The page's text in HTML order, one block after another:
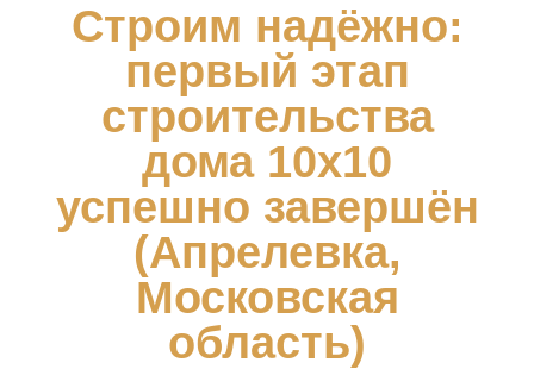
Строим надёжно:
первый этап
строительства
дома 10х10
успешно завершён
(Апрелевка,
Московская
область)